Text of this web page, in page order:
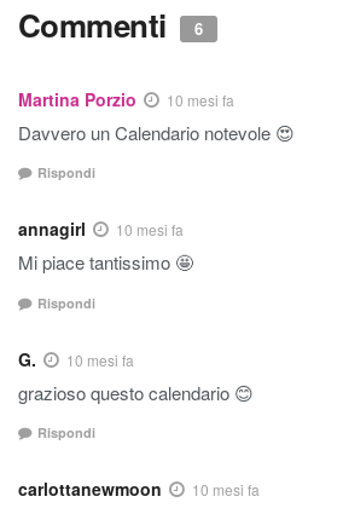
Commenti 6
Martina Porzio 10 mesi fa
Davvero un Calendario notevole 😍
Rispondi
annagirl 10 mesi fa
Mi piace tantissimo 🤩
Rispondi
G. 10 mesi fa
grazioso questo calendario 😊
Rispondi
carlottanewmoon 10 mesi fa